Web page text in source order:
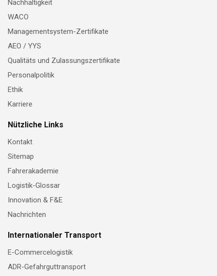
Nachhaltigkeit
WACO
Managementsystem-Zertifikate
AEO / YYS
Qualitäts und Zulassungszertifikate
Personalpolitik
Ethik
Karriere
Nützliche Links
Kontakt
Sitemap
Fahrerakademie
Logistik-Glossar
Innovation & F&E
Nachrichten
Internationaler Transport
E-Commercelogistik
ADR-Gefahrguttransport